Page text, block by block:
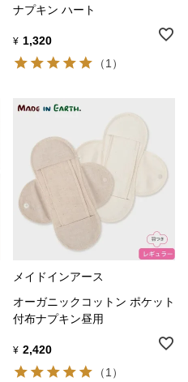
ナプキン ハート
¥ 1,320
（1）
メイドインアース
オーガニックコットン ポケット
付布ナプキン昼用
¥ 2,420
（1）